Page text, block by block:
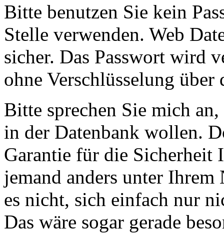
Bitte benutzen Sie kein
Stelle verwenden. Web
sicher. Das Passwort wird
ohne Verschlüsselung über
Bitte sprechen Sie mich
in der Datenbank wollen.
Garantie für die Sicherheit
jemand anders unter
es nicht, sich einfach nur
Das wäre sogar gerade